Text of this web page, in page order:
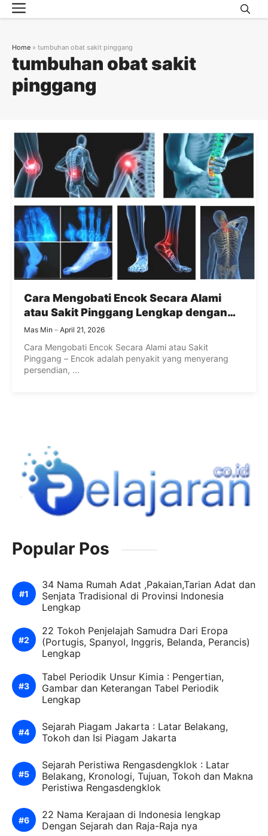
Skip
to
Menu
tumbuhan obat sakit
pinggang
Home » tumbuhan obat sakit pinggang
Cara Mengobati Encok Secara Alami
atau Sakit Pinggang Lengkap dengan
Penyebab dan Pencegahannya
Mas Min April 21, 2026
Cara Mengobati Encok Secara Alami atau Sakit
Pinggang – Encok adalah penyakit yang menyerang
persendian, ...
Popular Pos
34 Nama Rumah Adat ,Pakaian,Tarian Adat dan
Senjata Tradisional di Provinsi Indonesia
Lengkap
22 Tokoh Penjelajah Samudra Dari Eropa
(Portugis, Spanyol, Inggris, Belanda, Perancis)
Lengkap
Tabel Periodik Unsur Kimia : Pengertian,
Gambar dan Keterangan Tabel Periodik
Lengkap
Sejarah Piagam Jakarta : Latar Belakang,
Tokoh dan Isi Piagam Jakarta
Sejarah Peristiwa Rengasdengklok : Latar
Belakang, Kronologi, Tujuan, Tokoh dan Makna
Peristiwa Rengasdengklok
22 Nama Kerajaan di Indonesia lengkap
Dengan Sejarah dan Raja-Raja nya